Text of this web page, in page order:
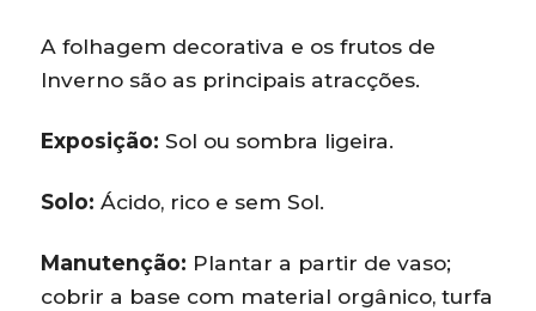
A folhagem decorativa e os frutos de
Inverno são as principais atracções.
Exposição: Sol ou sombra ligeira.
Solo: Ácido, rico e sem Sol.
Manutenção: Plantar a partir de vaso;
cobrir a base com material orgânico, turfa